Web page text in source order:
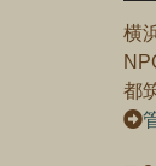
横
都